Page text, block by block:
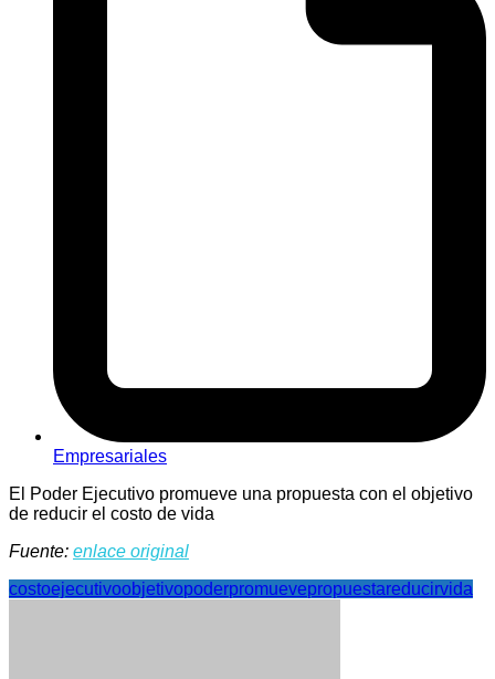
Empresariales
El Poder Ejecutivo promueve una propuesta con el objetivo
de reducir el costo de vida
Fuente: enlace original
costoejecutivoobjetivopoderpromuevepropuestareducirvida